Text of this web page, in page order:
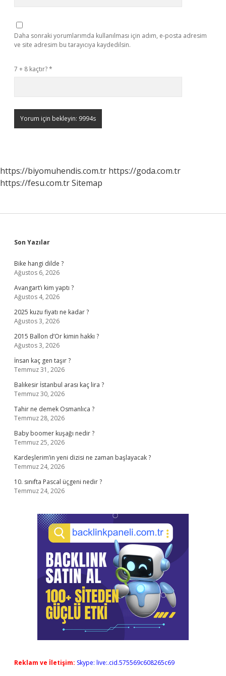
Daha sonraki yorumlarımda kullanılması için adım, e-posta adresim
ve site adresim bu tarayıcıya kaydedilsin.
7 + 8 kaçtır?*
https://biyomuhendis.com.tr https://goda.com.tr
https://fesu.com.trSitemap
Sidebar
Son Yazılar
Bike hangi dilde ?
Ağustos 6, 2026
Avangart’ı kim yaptı ?
Ağustos 4, 2026
2025 kuzu fiyatı ne kadar ?
Ağustos 3, 2026
2015 Ballon d’Or kimin hakkı ?
Ağustos 3, 2026
İnsan kaç gen taşır ?
Temmuz 31, 2026
Balıkesir İstanbul arası kaç lira ?
Temmuz 30, 2026
Tahir ne demek Osmanlıca ?
Temmuz 28, 2026
Baby boomer kuşağı nedir ?
Temmuz 25, 2026
Kardeşlerim’in yeni dizisi ne zaman başlayacak ?
Temmuz 24, 2026
10. sınıfta Pascal üçgeni nedir ?
Temmuz 24, 2026
Reklam ve İletişim: Skype: live:.cid.575569c608265c69